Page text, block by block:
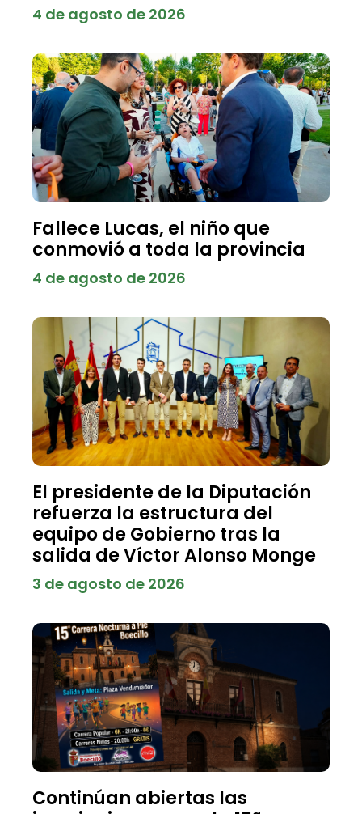
4 de agosto de 2026
Fallece Lucas, el niño que
conmovió a toda la provincia
4 de agosto de 2026
El presidente de la Diputación
refuerza la estructura del
equipo de Gobierno tras la
salida de Víctor Alonso Monge
3 de agosto de 2026
Continúan abiertas las